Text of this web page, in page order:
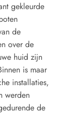
gekleurde
de
over de
huid zijn
is maar
installaties,
werden
de